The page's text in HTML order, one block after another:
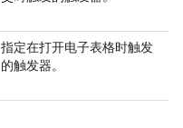
指定在打开电子表格时触发
的触发器。